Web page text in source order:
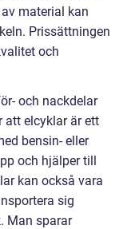
material kan
Prissättningen
och
och nackdelar
att elcyklar är ett
bensin- eller
och hjälper till
kan också vara
sig
Man sparar